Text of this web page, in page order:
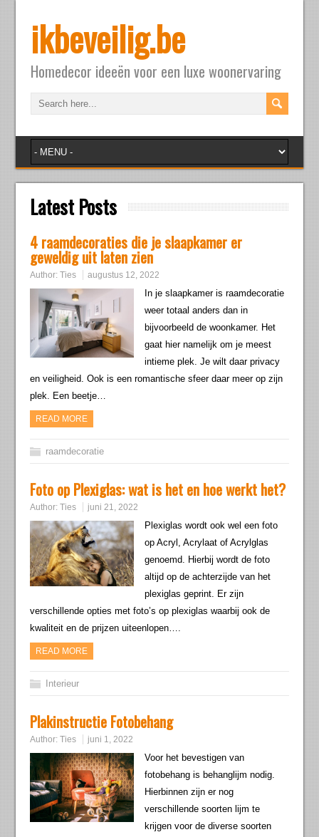
ikbeveilig.be
Homedecor ideeën voor een luxe woonervaring
Latest Posts
4 raamdecoraties die je slaapkamer er
geweldig uit laten zien
Author:Ties augustus 12, 2022
In je slaapkamer is raamdecoratie
weer totaal anders dan in
bijvoorbeeld de woonkamer. Het
gaat hier namelijk om je meest
intieme plek. Je wilt daar privacy
en veiligheid. Ook is een romantische sfeer daar meer op zijn
plek. Een beetje…
READ MORE
raamdecoratie
Foto op Plexiglas: wat is het en hoe werkt het?
Author:Ties juni 21, 2022
Plexiglas wordt ook wel een foto
op Acryl, Acrylaat of Acrylglas
genoemd. Hierbij wordt de foto
altijd op de achterzijde van het
plexiglas geprint. Er zijn
verschillende opties met foto’s op plexiglas waarbij ook de
kwaliteit en de prijzen uiteenlopen….
READ MORE
Interieur
Plakinstructie Fotobehang
Author:Ties juni 1, 2022
Voor het bevestigen van
fotobehang is behanglijm nodig.
Hierbinnen zijn er nog
verschillende soorten lijm te
krijgen voor de diverse soorten